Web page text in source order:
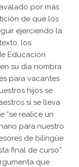
por más
de que los
ejerciendo la
los
Educación
su día nombra
para vacantes
hijos se
si se lleva
“se realice un
para nuestro
de bilingüe
final de curso”.
que